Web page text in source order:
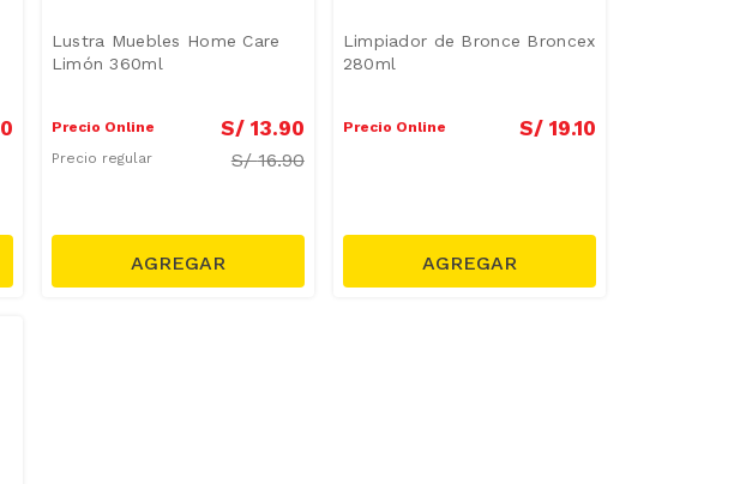
Lustra Muebles Home Care
Limón 360ml
Precio Online S/ 13.90
Precio regular S/16.90
Limpiador de Bronce Broncex
280ml
Precio Online S/ 19.10